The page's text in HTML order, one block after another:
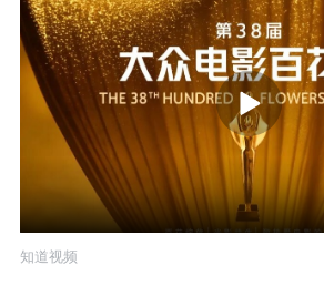
知道视频